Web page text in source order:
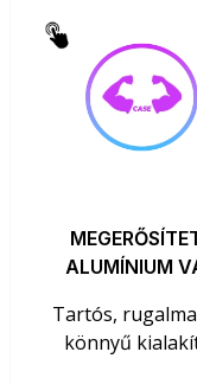
ALUMÍNIUM
Tartós,
könnyű